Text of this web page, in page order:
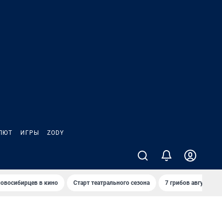
ИГРЫ ZODY
в кино Старт театрального сезона 7 грибов августа